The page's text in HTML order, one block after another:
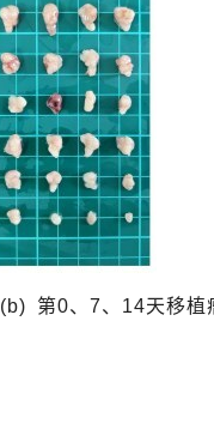
(b) 第0、 7、 14天移植